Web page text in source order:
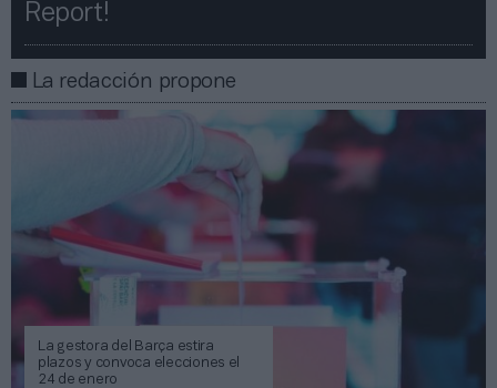
Report!​​
La redacción propone
La gestora del Barça estira
plazos y convoca elecciones el
24 de enero